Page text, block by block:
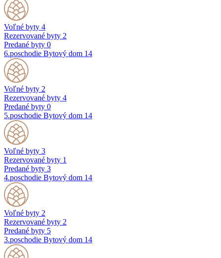
Voľné byty 4
Rezervované byty 2
Predané byty 0
6.poschodie Bytový dom 14
Voľné byty 2
Rezervované byty 4
Predané byty 0
5.poschodie Bytový dom 14
Voľné byty 3
Rezervované byty 1
Predané byty 3
4.poschodie Bytový dom 14
Voľné byty 2
Rezervované byty 2
Predané byty 5
3.poschodie Bytový dom 14